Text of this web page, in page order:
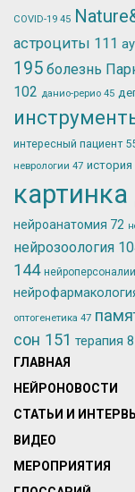
COVID-19 45
астроциты 111
195 болезнь
102 данио-рерио 45
интересный пациент
неврологии 47 история
картинка
нейроанатомия 72
нейрозоология
144 нейроперсоналии
оптогенетика 47
сон 151 терапия
ГЛАВНАЯ
НЕЙРОНОВОСТИ
СТАТЬИ И
ВИДЕО
МЕРОПРИЯТИЯ